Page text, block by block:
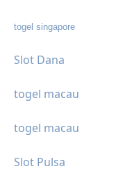
togel singapore
Slot Dana
togel macau
togel macau
Slot Pulsa